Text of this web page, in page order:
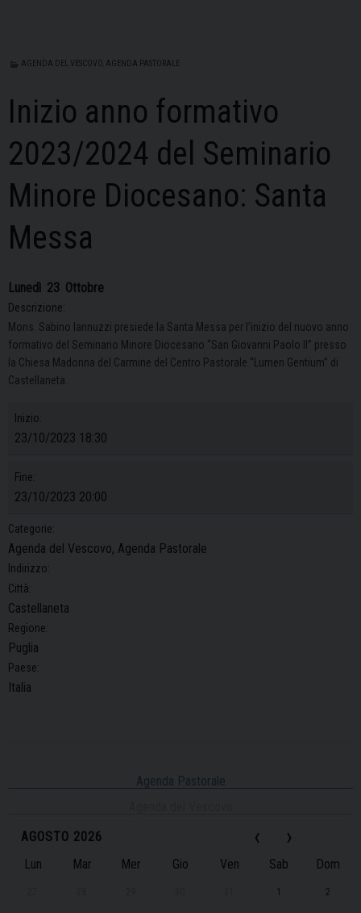
AGENDA DEL VESCOVO AGENDA PASTORALE
Inizio anno formativo
2023/2024 del Seminario
Minore Diocesano: Santa
Messa
Lunedì 23 Ottobre
Descrizione:
Mons. Sabino Iannuzzi presiede la Santa Messa per l’inizio del nuovo anno
formativo del Seminario Minore Diocesano “San Giovanni Paolo II” presso
la Chiesa Madonna del Carmine del Centro Pastorale “Lumen Gentium” di
Castellaneta.
Inizio:
23/10/2023 18:30
Fine:
23/10/2023 20:00
Categorie:
Agenda del Vescovo, Agenda Pastorale
Indirizzo:
Città:
Castellaneta
Regione:
Puglia
Paese:
Italia
Agenda Pastorale
‹
AGOSTO 2026 ›
Lun Mar Mer Gio Ven Sab Dom
1 2